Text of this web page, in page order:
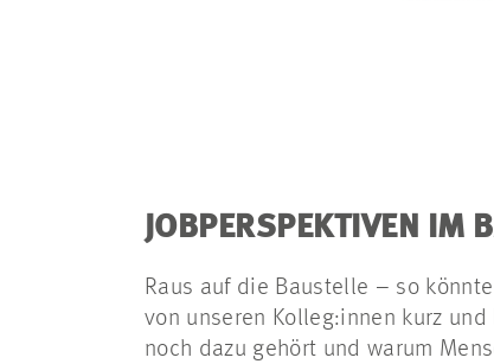
JOBPERSPEKTIVEN IM
Raus auf die Baustelle – so
von unseren Kolleg:innen kurz
noch dazu gehört und warum